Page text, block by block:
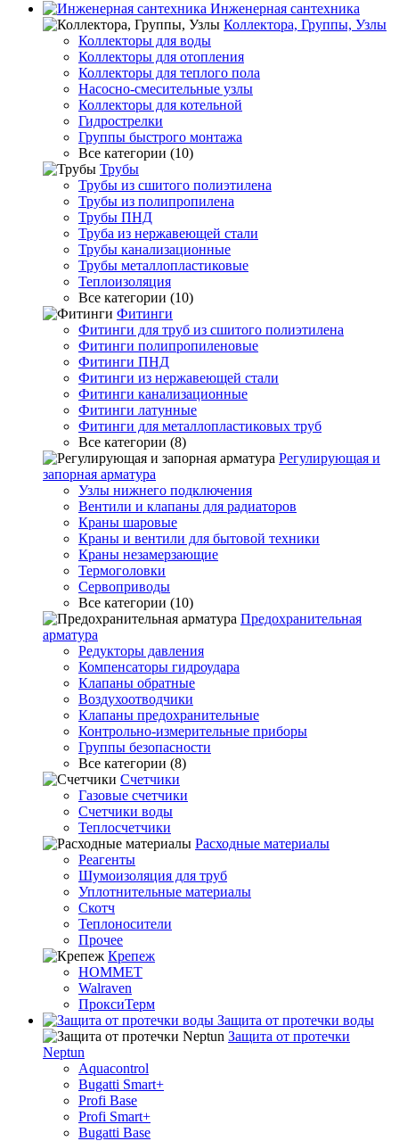
Инженерная сантехника
Коллектора, Группы, Узлы
Коллекторы для воды
Коллекторы для отопления
Коллекторы для теплого пола
Насосно-смесительные узлы
Коллекторы для котельной
Гидрострелки
Группы быстрого монтажа
Все категории (10)
Трубы
Трубы из сшитого полиэтилена
Трубы из полипропилена
Трубы ПНД
Труба из нержавеющей стали
Трубы канализационные
Трубы металлопластиковые
Теплоизоляция
Все категории (10)
Фитинги
Фитинги для труб из сшитого полиэтилена
Фитинги полипропиленовые
Фитинги ПНД
Фитинги из нержавеющей стали
Фитинги канализационные
Фитинги латунные
Фитинги для металлопластиковых труб
Все категории (8)
Регулирующая и
запорная арматура
Узлы нижнего подключения
Вентили и клапаны для радиаторов
Краны шаровые
Краны и вентили для бытовой техники
Краны незамерзающие
Термоголовки
Сервоприводы
Все категории (10)
Предохранительная
арматура
Редукторы давления
Компенсаторы гидроудара
Клапаны обратные
Воздухоотводчики
Клапаны предохранительные
Контрольно-измерительные приборы
Группы безопасности
Все категории (8)
Счетчики
Газовые счетчики
Счетчики воды
Теплосчетчики
Расходные материалы
Реагенты
Шумоизоляция для труб
Уплотнительные материалы
Скотч
Теплоносители
Прочее
Крепеж
HOMMET
Walraven
ПроксиТерм
Защита от протечки воды
Защита от протечки
Neptun
Aquacontrol
Bugatti Smart+
Profi Base
Profi Smart+
Bugatti Base